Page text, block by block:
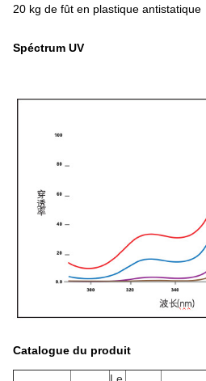
20 kg de fût en plastique antistatique
Spéctrum UV
Catalogue du produit